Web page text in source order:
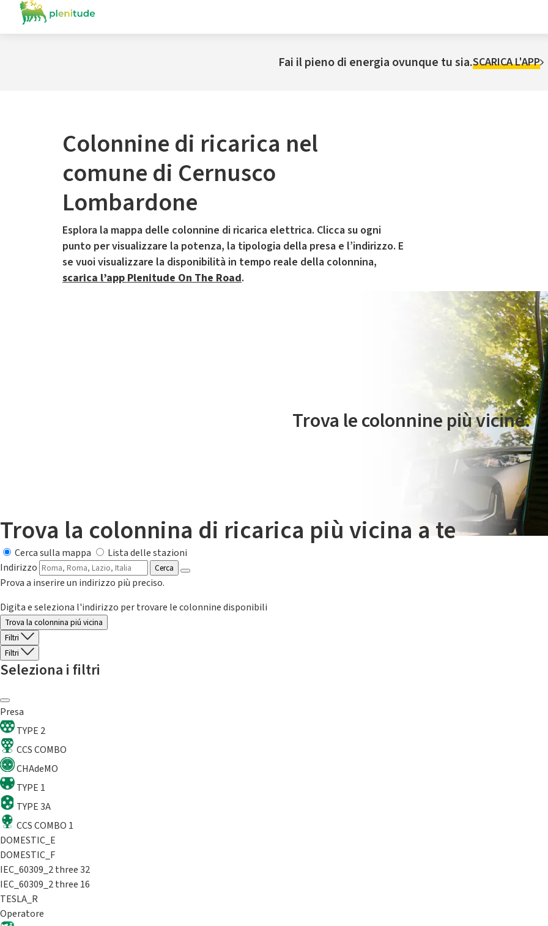
Fai il pieno di energia ovunque tu sia.SCARICA L'APP
Colonnine di ricarica nel
comune di Cernusco
Lombardone
Esplora la mappa delle colonnine di ricarica elettrica. Clicca su ogni
punto per visualizzare la potenza, la tipologia della presa e l’indirizzo. E
se vuoi visualizzare la disponibilità in tempo reale della colonnina,
scarica l’app Plenitude On The Road.
Il servizio di mobilità elettrica è gestito da Plenitude On The Road
Trova le colonnine più vicine.
Trova la colonnina di ricarica più vicina a te
Cerca sulla mappa
Lista delle stazioni
Indirizzo
Cerca
Prova a inserire un indirizzo più preciso.
Digita e seleziona l'indirizzo per trovare le colonnine disponibili
Trova la colonnina piú vicina
Filtri
Filtri
Seleziona i filtri
Presa
TYPE 2
CCS COMBO
CHAdeMO
TYPE 1
TYPE 3A
CCS COMBO 1
DOMESTIC_E
DOMESTIC_F
IEC_60309_2 three 32
IEC_60309_2 three 16
TESLA_R
Operatore